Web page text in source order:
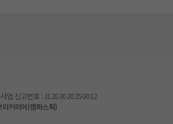
업 신고번호 : J1203020250012
커리어(캠퍼스픽)